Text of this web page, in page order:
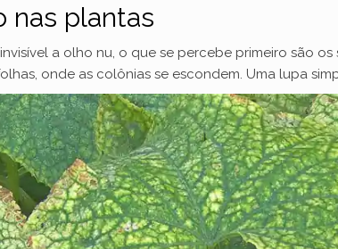
nas plantas
a olho nu, o que se percebe primeiro são
onde as colônias se escondem. Uma lupa